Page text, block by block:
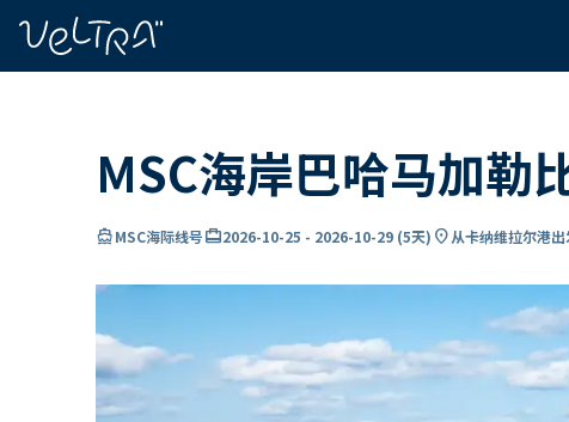
MSC海岸巴哈马加勒
directions_boatMSC海际线号card_travel2026-10-25 - 2026-10-29 (5天) location_on从卡纳维拉尔港